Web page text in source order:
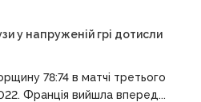
у напруженій грі дотисли
78:74 в матчі третього
Франція вийшла вперед...